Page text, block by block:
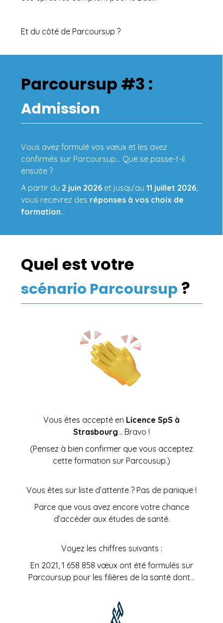
Et du côté de Parcoursup ?
Parcoursup #3 :
Admission
Vous avez formulé vos vœux et les avez
confirmés sur Parcoursup… Que se passe-t-il
ensuite ?
A partir du 2 juin 2026 et jusqu’au11 juillet 2026,
vous recevrez des réponses à vos choix de
formation…
Quel est votre
scénario Parcoursup ?
Vous êtes accepté en Licence SpS à
Strasbourg… Bravo !
(Pensez à bien confirmer que vous acceptez
cette formation sur Parcousup.)
Vous êtes sur liste d’attente ? Pas de panique !
Parce que vous avez encore votre chance
d’accéder aux études de santé.
Voyez les chiffres suivants :
En 2021, 1 658 858 vœux ont été formulés sur
Parcoursup pour les filières de la santé dont…